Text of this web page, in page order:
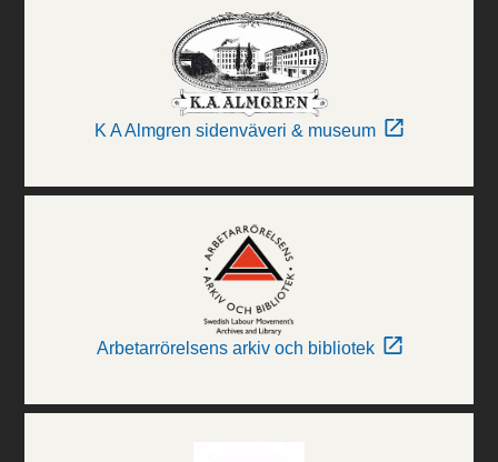
K A Almgren sidenväveri & museum
Arbetarrörelsens arkiv och bibliotek